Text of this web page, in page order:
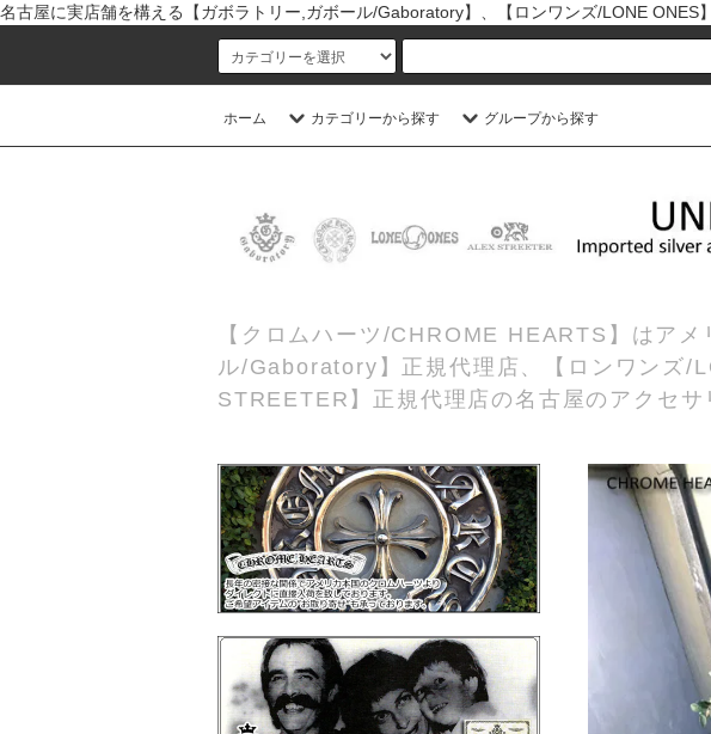
名古屋に実店舗を構える【ガボラトリー,ガボール/Gaboratory】、【ロンワンズ/LONE
ホーム カテゴリーから探す グループから探す
【クロムハーツ/CHROME HEARTS】はア
ル/Gaboratory】正規代理店、【ロンワンズ/
STREETER】正規代理店の名古屋のアクセサ